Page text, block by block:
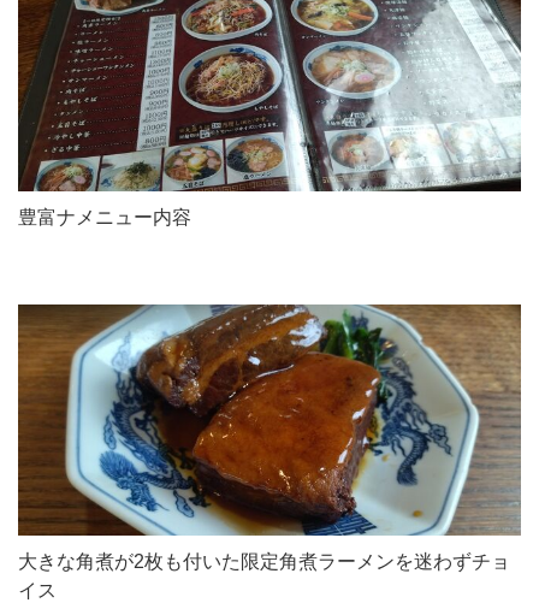
豊富ナメニュー内容
大きな角煮が2枚も付いた限定角煮ラーメンを迷わずチョ
イス